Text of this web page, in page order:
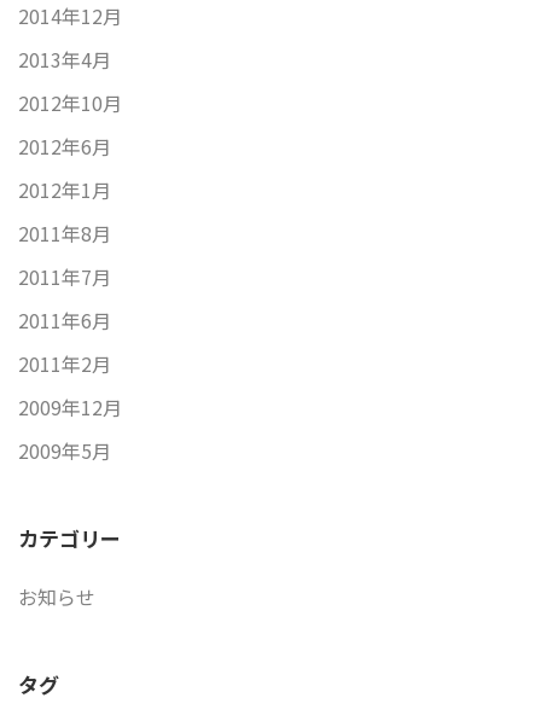
2014年12月
2013年4月
2012年10月
2012年6月
2012年1月
2011年8月
2011年7月
2011年6月
2011年2月
2009年12月
2009年5月
カテゴリー
お知らせ
タグ